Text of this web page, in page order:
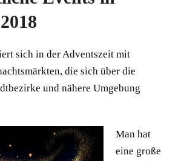
sich in der Adventszeit mit
die sich über die
und nähere Umgebung
Man hat
eine große